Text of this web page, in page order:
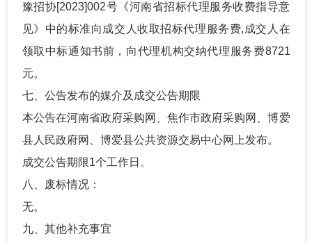
豫招协[2023]002号《河南省招标代理服务收费指导意
见》中的标准向成交人收取招标代理服务费,成交人在
领取中标通知书前，向代理机构交纳代理服务费8721
元。
七、公告发布的媒介及成交公告期限
本公告在河南省政府采购网、焦作市政府采购网、博爱
县人民政府网、博爱县公共资源交易中心网上发布。
成交公告期限1个工作日。
八、废标情况：
无。
九、其他补充事宜